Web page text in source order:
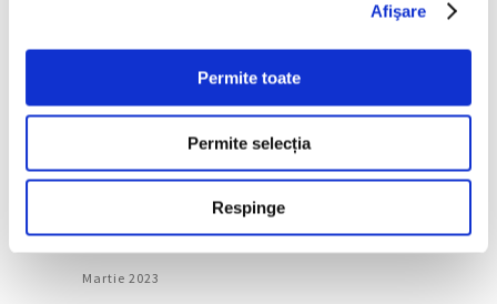
Afişare
Permite toate
Permite selecția
Respinge
Iunie 2023
Martie 2023